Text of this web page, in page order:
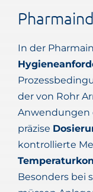
In der
der von Rohr
Anwendungen
präzise
kontrollierte
Besonders bei